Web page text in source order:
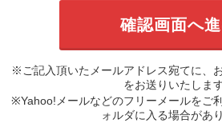
※ご記入頂いたメールアドレス宛てに、
をお送りいたします
※Yahoo!メールなどのフリーメールをご
ォルダに入る場合があ